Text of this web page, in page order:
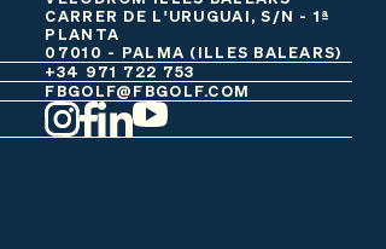
CARRER DE L'URUGUAI, S/N - 1ª
PLANTA
07010 - PALMA (ILLES BALEARS)
+34 971 722 753
FBGOLF@FBGOLF.COM